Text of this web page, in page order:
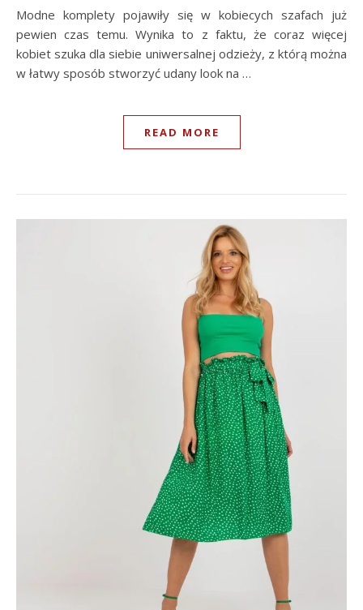
Modne komplety pojawiły się w kobiecych szafach już
pewien czas temu. Wynika to z faktu, że coraz więcej
kobiet szuka dla siebie uniwersalnej odzieży, z którą można
w łatwy sposób stworzyć udany look na …
READ MORE